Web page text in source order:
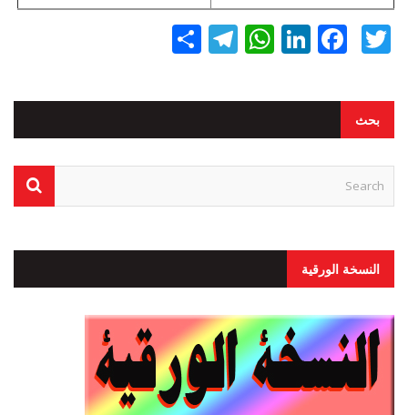
Twitter
Facebook
LinkedIn
WhatsApp
Telegram
بحث
النسخة الورقية